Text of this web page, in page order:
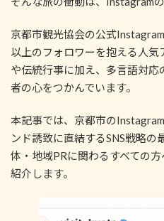
京都市観光協会の公式
以上のフォロワーを抱える人
や伝統行事に加え、多言語対
者の心をつかんでいます。
本記事では、京都市の
ンド誘致に直結するSNS戦略
体・地域PRに関わるすべての
紹介します。